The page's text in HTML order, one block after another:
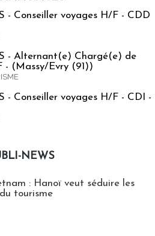
- Conseiller voyages H/F - CDD
- Alternant(e) Chargé(e) de
- (Massy/Evry (91))
- Conseiller voyages H/F - CDI -
NEWS
: Hanoï veut séduire les
tourisme